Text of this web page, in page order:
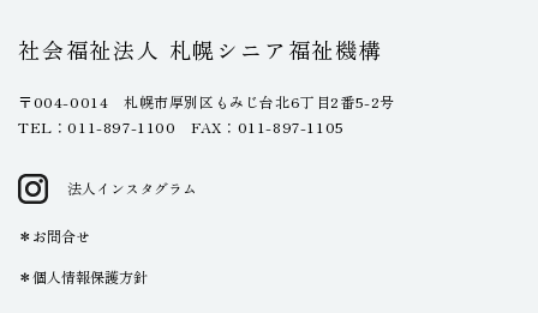
社会福祉法人 札幌シニア福祉機構
〒004-0014 札幌市厚別区もみじ台北6丁目2番5-2号
TEL：011-897-1100 FAX：011-897-1105
法人インスタグラム
お問合せ
個人情報保護方針